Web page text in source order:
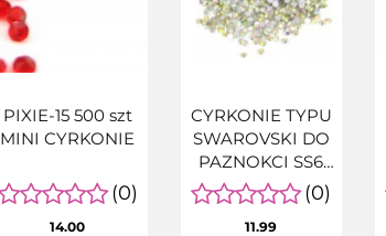
PIXIE-15 500 szt
MINI CYRKONIE
(0)
14.00
CYRKONIE TYPU
SWAROVSKI DO
PAZNOKCI SS6
AB 1440SZT(0)
11.99